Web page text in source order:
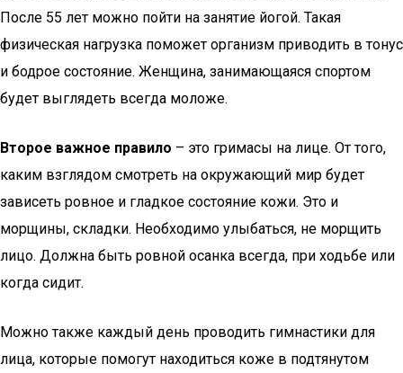
После 55 лет можно пойти на занятие йогой. Такая
физическая нагрузка поможет организм приводить в тонус
и бодрое состояние. Женщина, занимающаяся спортом
будет выглядеть всегда моложе.
Второе важное правило – это гримасы на лице. От того,
каким взглядом смотреть на окружающий мир будет
зависеть ровное и гладкое состояние кожи. Это и
морщины, складки. Необходимо улыбаться, не морщить
лицо. Должна быть ровной осанка всегда, при ходьбе или
когда сидит.
Можно также каждый день проводить гимнастики для
лица, которые помогут находиться коже в подтянутом